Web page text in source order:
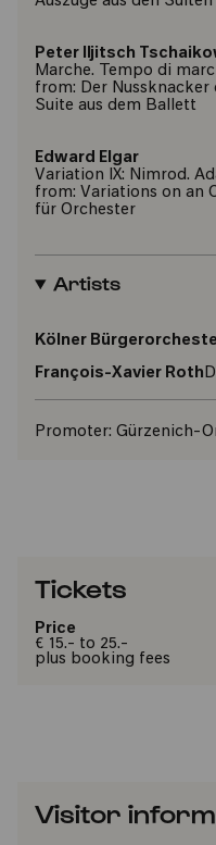
Peter Iljitsch
Marche. Tempo di
from: Der Nussknacker
Suite aus dem Ballett
Edward Elgar
Variation IX: Nimrod.
from: Variations on an
für Orchester
Artists
Kölner
François-Xavier Roth
Promoter: Gürzenich-
Tickets
Price
€ 15.- to 25.-
plus booking fees
Visitor